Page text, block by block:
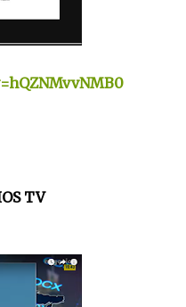
TV